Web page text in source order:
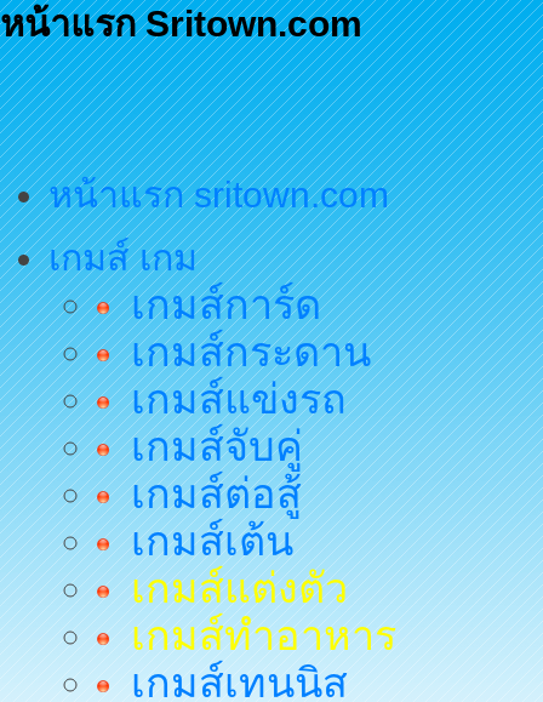
หน้าแรก Sritown.com
หน้าแรก sritown.com
เกมส์ เกม
เกมส์การ์ด
เกมส์กระดาน
เกมส์แข่งรถ
เกมส์จับคู่
เกมส์ต่อสู้
เกมส์เต้น
เกมส์แต่งตัว
เกมส์ทำอาหาร
เกมส์เทนนิส